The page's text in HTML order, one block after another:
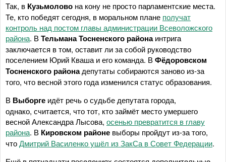
Так, в Кузьмолово на кону не просто парламентские места.
Те, кто победят сегодня, в моральном плане получат
контроль над постом главы администрации Всеволожского
района. ВТельмана Тосненского районаинтрига
заключается в том, оставит ли за собой руководство
поселением Юрий Кваша и его команда. ВФёдоровском
Тосненского районадепутаты собираются заново из-за
того, что весной этого года изменился статус образования.
В Выборге идёт речь о судьбе депутата города,
однако, считается, что тот, кто займёт место умершего
весной Александра Лысова, осенью превратится в главу
района. В Кировском районе выборы пройдут из-за того,
чтоДмитрий Василенко ушёл из ЗакСа в Совет Федерации.